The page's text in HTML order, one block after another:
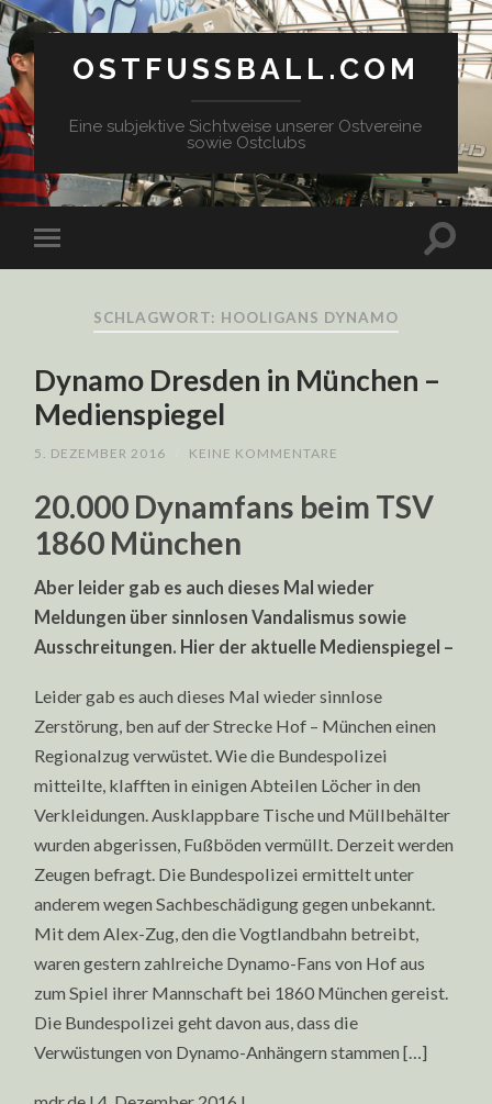
OSTFUSSBALL.COM
Eine subjektive Sichtweise unserer Ostvereine
sowie Ostclubs
SCHLAGWORT: HOOLIGANS DYNAMO
Dynamo Dresden in München –
Medienspiegel
5. DEZEMBER 2016 KEINE KOMMENTARE
20.000 Dynamfans beim TSV
1860 München
Aber leider gab es auch dieses Mal wieder
Meldungen über sinnlosen Vandalismus sowie
Ausschreitungen. Hier der aktuelle Medienspiegel –
Leider gab es auch dieses Mal wieder sinnlose
Zerstörung, ben auf der Strecke Hof – München einen
Regionalzug verwüstet. Wie die Bundespolizei
mitteilte, klafften in einigen Abteilen Löcher in den
Verkleidungen. Ausklappbare Tische und Müllbehälter
wurden abgerissen, Fußböden vermüllt. Derzeit werden
Zeugen befragt. Die Bundespolizei ermittelt unter
anderem wegen Sachbeschädigung gegen unbekannt.
Mit dem Alex-Zug, den die Vogtlandbahn betreibt,
waren gestern zahlreiche Dynamo-Fans von Hof aus
zum Spiel ihrer Mannschaft bei 1860 München gereist.
Die Bundespolizei geht davon aus, dass die
Verwüstungen von Dynamo-Anhängern stammen […]